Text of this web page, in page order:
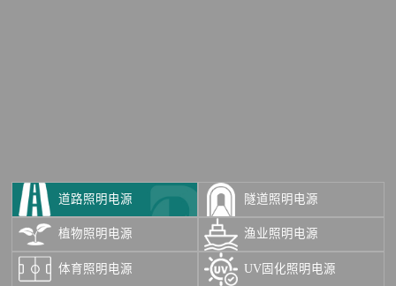
道路照明电源 隧道照明电源
植物照明电源 渔业照明电源
体育照明电源 UV固化照明电源